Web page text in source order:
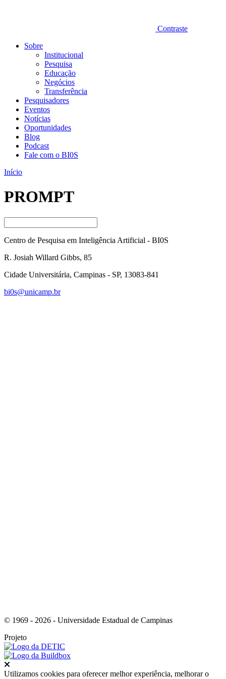
Contraste
Sobre
Institucional
Pesquisa
Educação
Negócios
Transferência
Pesquisadores
Eventos
Notícias
Oportunidades
Blog
Podcast
Fale com o BI0S
Início
PROMPT
Centro de Pesquisa em Inteligência Artificial - BI0S
R. Josiah Willard Gibbs, 85
Cidade Universitária, Campinas - SP, 13083-841
bi0s@unicamp.br
© 1969 - 2026 - Universidade Estadual de Campinas
Projeto
Utilizamos cookies para oferecer melhor experiência, melhorar o